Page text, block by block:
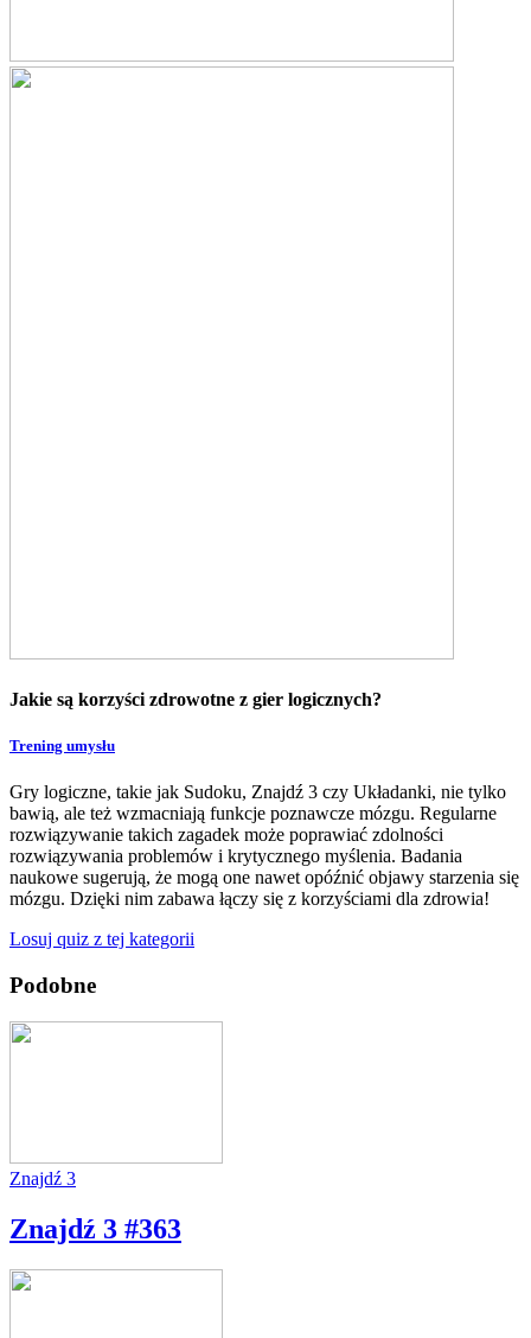
Jakie są korzyści zdrowotne z gier logicznych?
Trening umysłu
Gry logiczne, takie jak Sudoku, Znajdź 3 czy Układanki, nie tylko
bawią, ale też wzmacniają funkcje poznawcze mózgu. Regularne
rozwiązywanie takich zagadek może poprawiać zdolności
rozwiązywania problemów i krytycznego myślenia. Badania
naukowe sugerują, że mogą one nawet opóźnić objawy starzenia się
mózgu. Dzięki nim zabawa łączy się z korzyściami dla zdrowia!
Losuj quiz z tej kategorii
Podobne
Znajdź 3
Znajdź 3 #363